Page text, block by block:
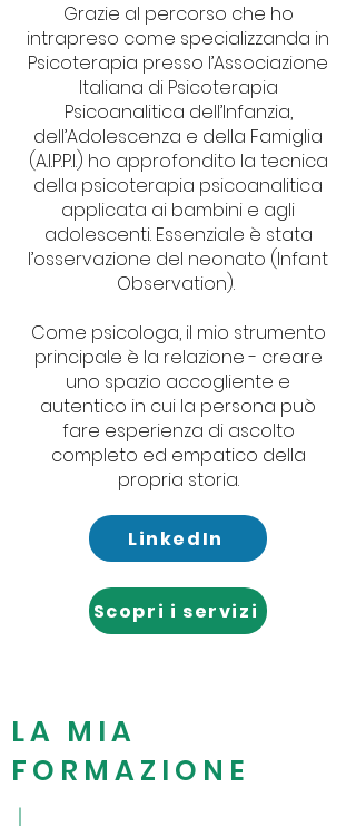
Grazie al percorso che ho
intrapreso come specializzanda in
Psicoterapia presso l’Associazione
Italiana di Psicoterapia
Psicoanalitica dell’Infanzia,
dell’Adolescenza e della Famiglia
(A.I.P.P.I.) ho approfondito la tecnica
della psicoterapia psicoanalitica
applicata ai bambini e agli
adolescenti. Essenziale è stata
l’osservazione del neonato (Infant
Observation).
Come psicologa, il mio strumento
principale è la relazione - creare
uno spazio accogliente e
autentico in cui la persona può
fare esperienza di ascolto
completo ed empatico della
propria storia.
LinkedIn
Scopri i servizi
LA MIA
FORMAZIONE